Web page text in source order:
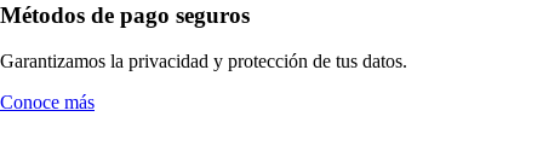
Métodos de pago seguros
Garantizamos la privacidad y protección de tus datos.
Conoce más